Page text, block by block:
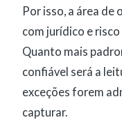
Por isso, a área
com jurídico e
Quanto mais
confiável será a
exceções forem
capturar.